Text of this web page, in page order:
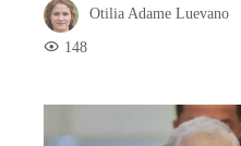
Otilia Adame Luevano
148